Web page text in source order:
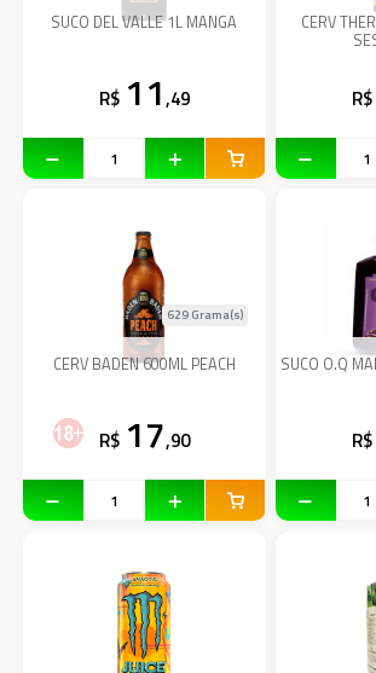
SUCO DEL VALLE 1L MANGA
R$ 11,49
CERV
R$
CERV BADEN 600ML PEACH
629 Grama(s)
R$ 17,90
SUCO O.Q MAIS 1000 L UVA
R$